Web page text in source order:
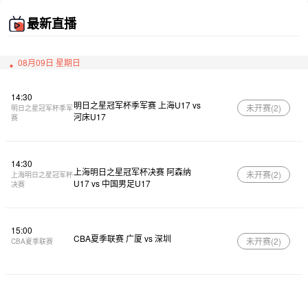
最新直播
08月09日 星期日
14:30
明日之星冠军杯季军
赛
明日之星冠军杯季军赛 上海U17 vs
河床U17
未开赛(2)
14:30
上海明日之星冠军杯
决赛
上海明日之星冠军杯决赛 阿森纳
U17 vs 中国男足U17
未开赛(2)
15:00
CBA夏季联赛 CBA夏季联赛 广厦 vs 深圳 未开赛(2)